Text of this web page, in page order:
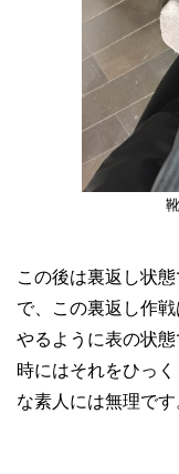
この後は裏返し状
で、この裏返し作
やるように表の状
時にはそれをひっ
な素人には無理です